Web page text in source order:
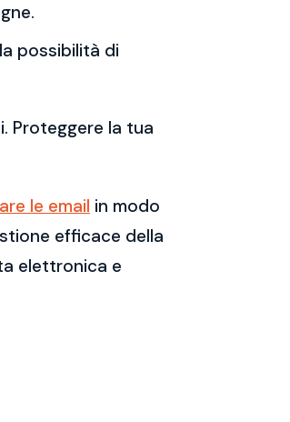
possibilità di
Proteggere la tua
le email in modo
efficace della
elettronica e